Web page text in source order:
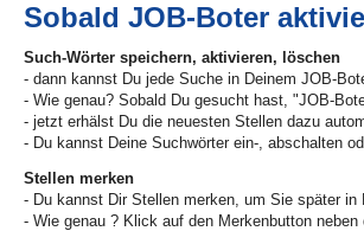
Sobald JOB-Boter
Such-Wörter speichern, aktivieren, löschen
- dann kannst Du jede Suche in Deinem JOB-
- Wie genau? Sobald Du gesucht hast, "JOB-
- jetzt erhälst Du die neuesten Stellen dazu
- Du kannst Deine Suchwörter ein-, abschalten
Stellen merken
- Du kannst Dir Stellen merken, um Sie später in
- Wie genau ? Klick auf den Merkenbutton